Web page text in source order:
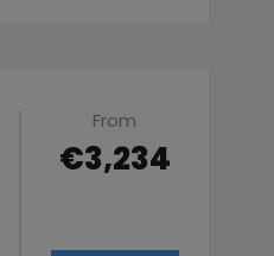
From
€3,234